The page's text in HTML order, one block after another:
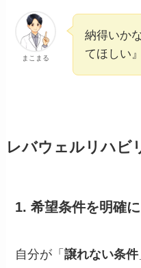
まこまる
納得いか
てほしい
レバウェルリハビ
1.希望条件を明確
自分が「譲れない条件